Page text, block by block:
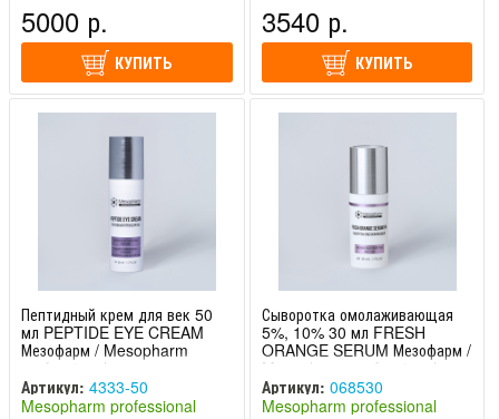
5000 р.
КУПИТЬ
3540 р.
КУПИТЬ
Пептидный крем для век 50
мл PEPTIDE EYE CREAM
Мезофарм / Mesopharm
professional
Артикул: 4333-50
Mesopharm professional
Сыворотка омолаживающая
5%, 10% 30 мл FRESH
ORANGE SERUM Мезофарм /
Mesopharm professional
Артикул: 068530
Mesopharm professional